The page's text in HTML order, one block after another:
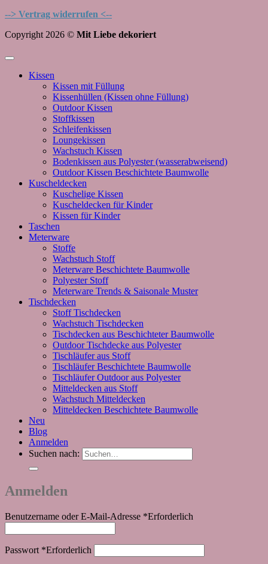
--> Vertrag widerrufen <--
Copyright 2026 © Mit Liebe dekoriert
Kissen
Kissen mit Füllung
Kissenhüllen (Kissen ohne Füllung)
Outdoor Kissen
Stoffkissen
Schleifenkissen
Loungekissen
Wachstuch Kissen
Bodenkissen aus Polyester (wasserabweisend)
Outdoor Kissen Beschichtete Baumwolle
Kuscheldecken
Kuschelige Kissen
Kuscheldecken für Kinder
Kissen für Kinder
Taschen
Meterware
Stoffe
Wachstuch Stoff
Meterware Beschichtete Baumwolle
Polyester Stoff
Meterware Trends & Saisonale Muster
Tischdecken
Stoff Tischdecken
Wachstuch Tischdecken
Tischdecken aus Beschichteter Baumwolle
Outdoor Tischdecke aus Polyester
Tischläufer aus Stoff
Tischläufer Beschichtete Baumwolle
Tischläufer Outdoor aus Polyester
Mitteldecken aus Stoff
Wachstuch Mitteldecken
Mitteldecken Beschichtete Baumwolle
Neu
Blog
Anmelden
Suchen nach:
Anmelden
Benutzername oder E-Mail-Adresse *Erforderlich
Passwort *Erforderlich